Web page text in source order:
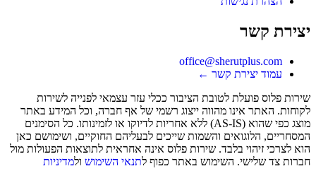
יצירת קשר
office@sherutplus.com
עמוד יצירת קשר ←
שירות פלוס פועלת לטובת הציבור ככלי עזר עצמאי לפנייה לשירות
לקוחות. האתר אינו מהווה ייצוג רשמי של אף חברה, וכל המידע באתר
מוצג כפי שהוא (AS-IS) ללא אחריות לדיוקו או לזמינותו. כל הסימנים
המסחריים, הלוגואים והשמות שייכים לבעליהם החוקיים, ושימושם כאן
הוא לצרכי זיהוי בלבד. שירות פלוס אינה אחראית לתוצאות הפעולות מול
חברות צד שלישי. השימוש באתר כפוף לתנאי השימוש ולמדיניות